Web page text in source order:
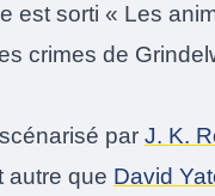
est sorti « Les
crimes de
par J. K.
autre que David